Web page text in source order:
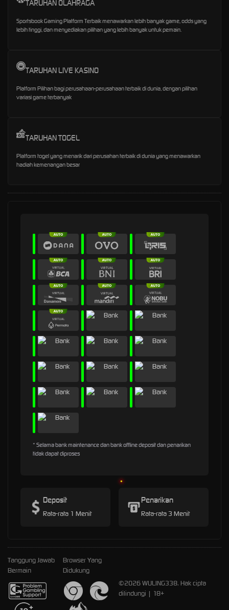
TARUHAN OLAHRAGA
Sportsbook Gaming Platform Terbaik menawarkan lebih banyak game, odds yang
lebih tinggi, dan menyediakan pilihan yang lebih banyak untuk pemain.
TARUHAN LIVE KASINO
Platform Pilihan bagi perusahaan-perusahaan terbaik di dunia, dengan pilihan
variasi game terbanyak
TARUHAN TOGEL
Platform togel yang menarik dari perusahan terbaik di dunia yang menawarkan
hadiah kemenangan besar
* Selama bank maintenance dan bank offline deposit dan penarikan
tidak dapat diproses
Deposit
Rata-rata 1 Menit
Penarikan
Rata-rata 3 Menit
Tanggung Jawab
Bermain
Browser Yang
Didukung
©2026 WULING338. Hak cipta
dilindungi | 18+